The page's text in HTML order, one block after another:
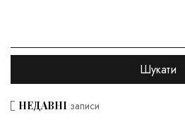
НЕДАВНІ записи